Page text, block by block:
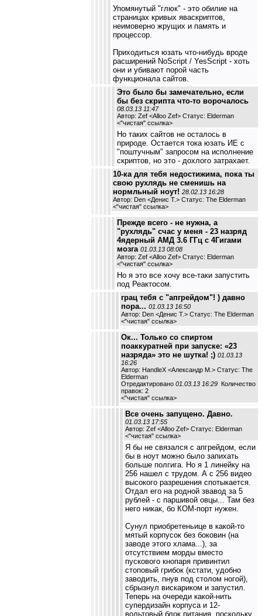
Упомянутый "глюк" - это обилие на
страницах кривых яваскриптов,
неимоверно жрущих и память и
процессор.
Приходиться юзать что-нибудь вроде
расширений NoScript / YesScript - хоть
они и убивают порой часть
функционала сайтов.
Это было бы замечательно, если
бы без скрипта что-то ворочалось
08.03.13 11:47
Автор: Zef <Alloo Zef> Статус: Elderman
<"чистая" ссылка>
Но таких сайтов не осталось в
природе. Остается тока юзать ИЕ с
"поштучным" запросом на исполнение
скриптов, но это - дохлого затрахает.
10-ка для тебя недостижима, пока ты
свою рухлядь не сменишь на
нормльный ноут! 28.02.13 16:28
Автор: Den <Денис Т.> Статус: The Elderman
<"чистая" ссылка>
Прежде всего - не нужна, а
"рухлядь" счас у меня - 23 назряд
4ядерный АМД 3.6 ГГц с 4Гигами
мозга 01.03.13 08:08
Автор: Zef <Alloo Zef> Статус: Elderman
<"чистая" ссылка>
Но я это все хочу все-таки запустить
под Реактосом.
грац тебя с "апгрейдом"! ) давно
пора... 01.03.13 16:50
Автор: Den <Денис Т.> Статус: The Elderman
<"чистая" ссылка>
Ок... Только со спиртом
поаккуратней при запуске: «23
назряда» это не шутка! ;) 01.03.13
16:26
Автор: HandleX <Александр М.> Статус: The
Elderman
Отредактировано 01.03.13 16:29 Количество
правок: 2
<"чистая" ссылка>
Все очень запущено. Давно.
01.03.13 17:55
Автор: Zef <Alloo Zef> Статус: Elderman
<"чистая" ссылка>
Я бы не связался с апгрейдом, если
бы в ноут можно было запихать
больше полгига. Но я 1 линейку на
256 нашел с трудом. А с 256 видео
высокого разрешения спотыкается.
Отдал его на родной звавод за 5
рублей - с паршивой овцы... Там без
него никак, бо КОМ-порт нужен.
Сунул приобретеньице в какой-то
мятый корпусок без боковин (на
заводе этого хлама...), за
отсутствием морды вместо
пускового кнопаря привинтил
стоповый грибок (кстати, удобно
заводить, пнув под столом ногой),
сбрызнул вискариком и запустил.
Теперь на очереди какой-нить
супердизайн корпуса и 12-
вольтовый блок питания, поскольку